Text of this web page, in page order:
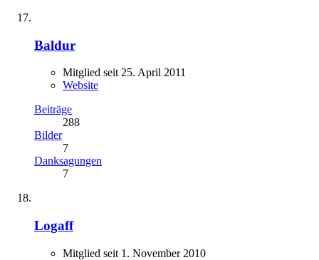
Baldur
Mitglied seit 25. April 2011
Website
Beiträge
288
Bilder
7
Danksagungen
7
Logaff
Mitglied seit 1. November 2010